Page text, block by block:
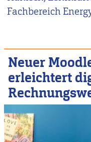
Fachbereich
Neuer
erleichtert